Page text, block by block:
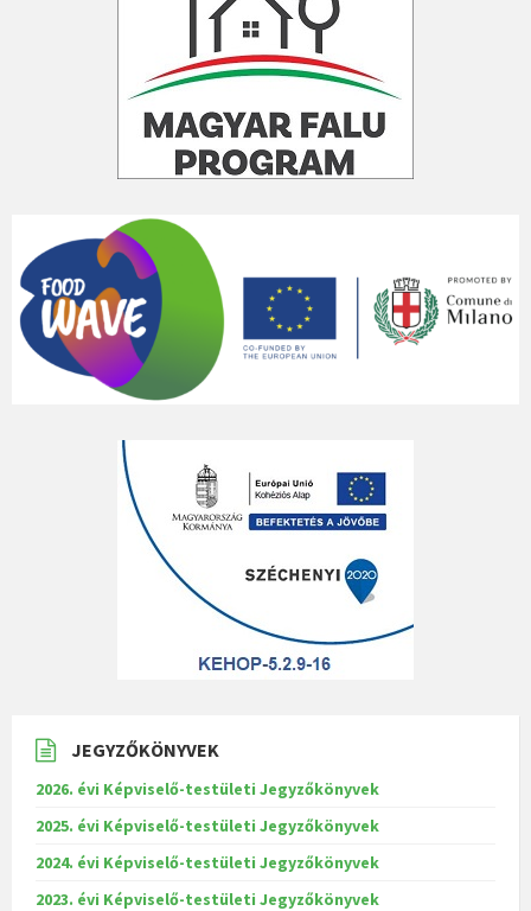
JEGYZŐKÖNYVEK
2026. évi Képviselő-testületi Jegyzőkönyvek
2025. évi Képviselő-testületi Jegyzőkönyvek
2024. évi Képviselő-testületi Jegyzőkönyvek
2023. évi Képviselő-testületi Jegyzőkönyvek